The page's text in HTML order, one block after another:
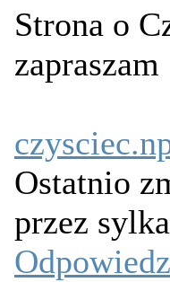
Strona o
zapraszam
Ostatnio
przez
Odpowiedz